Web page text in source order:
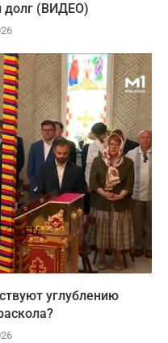
долг (ВИДЕО)
углублению